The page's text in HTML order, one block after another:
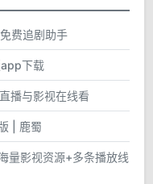
费追剧助手
下载
播与影视在线看
| 鹿蜀
量影视资源+多条播放线